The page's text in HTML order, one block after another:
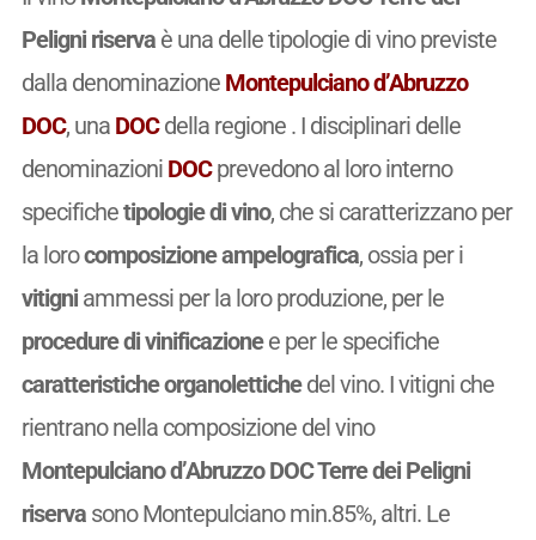
Peligni riservaè una delle tipologie di vino previste
dalla denominazione Montepulciano d’Abruzzo
DOC, una DOCdella regione . I disciplinari delle
denominazioni DOCprevedono al loro interno
specifichetipologie di vino, che si caratterizzano per
la lorocomposizione ampelografica, ossia per i
vitigniammessi per la loro produzione, per le
procedure di vinificazionee per le specifiche
caratteristiche organolettichedel vino. I vitigni che
rientrano nella composizione del vino
Montepulciano d’Abruzzo DOC Terre dei Peligni
riservasono Montepulciano min.85%, altri. Le